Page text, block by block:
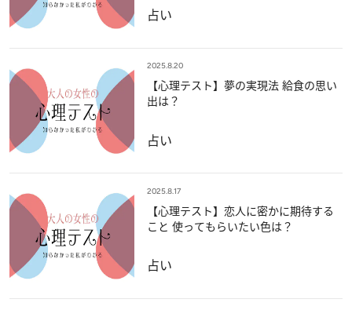
占い
2025.8.20
【心理テスト】夢の実現法 給食の思い
出は？
占い
2025.8.17
【心理テスト】恋人に密かに期待する
こと 使ってもらいたい色は？
占い